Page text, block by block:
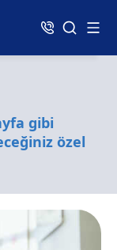
gibi
özel